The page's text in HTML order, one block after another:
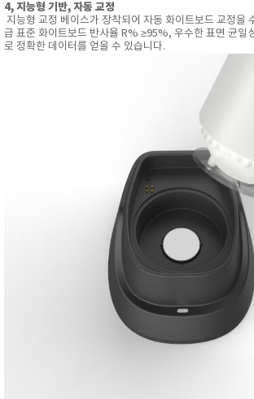
4, 지능형 기반, 자동 교정
지능형 교정 베이스가 장착되어 자동 화이트보드 교정을
급 표준 화이트보드 반사율 R% ≥95%, 우수한 표면 균일
로 정확한 데이터를 얻을 수 있습니다.